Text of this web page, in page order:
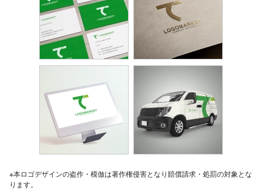
※本ロゴデザインの盗作・模倣は著作権侵害となり賠償請求・処罰の対象とな
ります。